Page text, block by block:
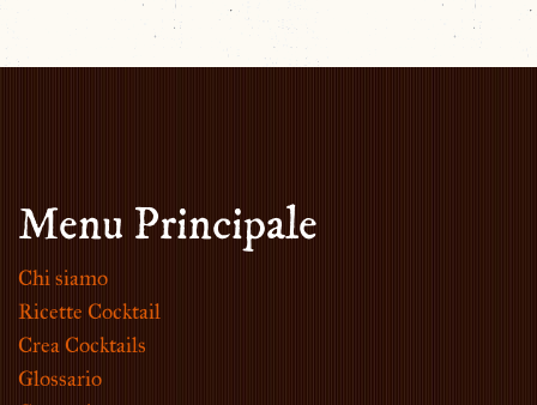
Menu Principale
Chi siamo
Ricette Cocktail
Crea Cocktails
Glossario